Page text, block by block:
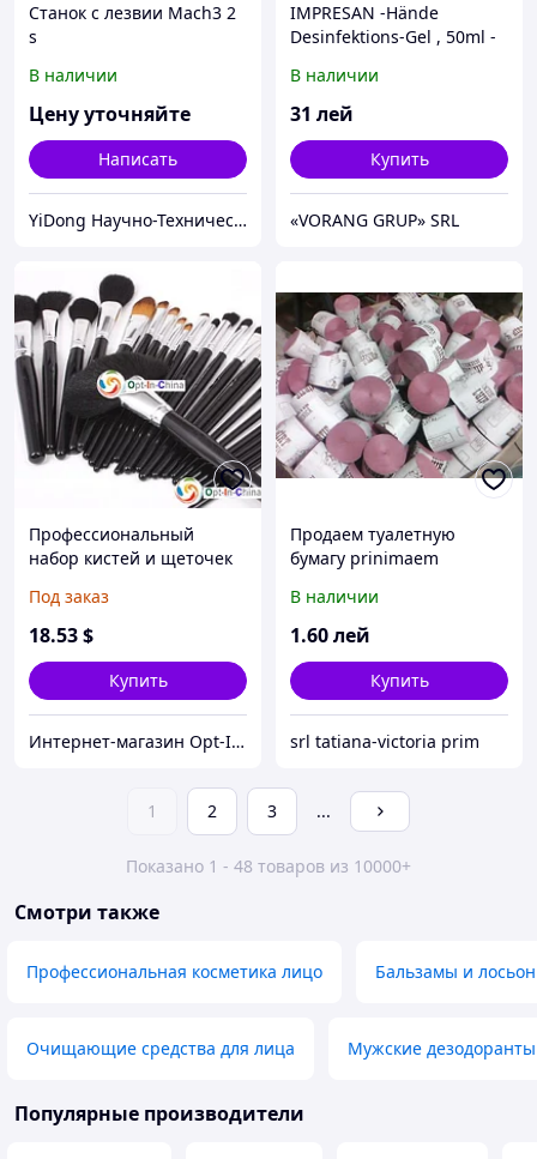
Станок с лезвии Mach3 2
s
В наличии
Цену уточняйте
Написать
YiDong Научно-Техническам Компания ООО
IMPRESAN -Hände
Desinfektions-Gel , 50ml -
для рук , 50 мл
В наличии
31 лей
Купить
«VORANG GRUP» SRL
Профессиональный
набор кистей и щеточек
Под заказ
18.53$
Купить
Интернет-магазин Opt-In-China.ru
Продаем туалетную
бумагу prinimaem
В наличии
1.60лей
Купить
srl tatiana-victoria prim
1 2 3 ...
Показано 1 - 48 товаров из 10000+
Смотри также
Профессиональная косметика лицо Бальзамы и
Очищающие средства для лица Мужские дезодоранты
Популярные производители